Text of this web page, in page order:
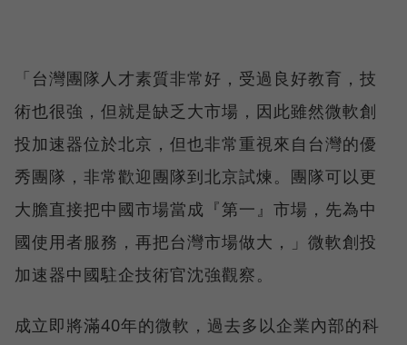
「台灣團隊人才素質非常好，受過良好教育，技
術也很強，但就是缺乏大市場，因此雖然微軟創
投加速器位於北京，但也非常重視來自台灣的優
秀團隊，非常歡迎團隊到北京試煉。團隊可以更
大膽直接把中國市場當成『第一』市場，先為中
國使用者服務，再把台灣市場做大，」微軟創投
加速器中國駐企技術官沈強觀察。
成立即將滿40年的微軟，過去多以企業內部的科